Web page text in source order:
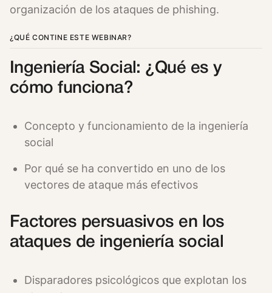
organización de los ataques de phishing.
¿QUÉ CONTINE ESTE WEBINAR?
Ingeniería Social: ¿Qué es y
cómo funciona?
Concepto y funcionamiento de la ingeniería
social
Por qué se ha convertido en uno de los
vectores de ataque más efectivos
Factores persuasivos en los
ataques de ingeniería social
Disparadores psicológicos que explotan los